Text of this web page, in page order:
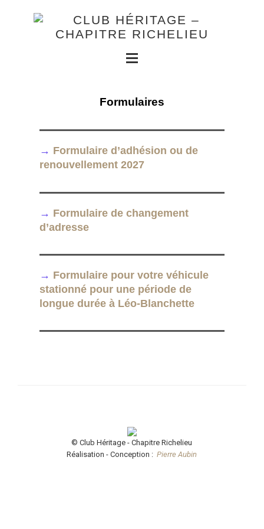
Formulaires
→ Formulaire d’adhésion ou de
renouvellement 2027
→ Formulaire de changement
d’adresse
→ Formulaire pour votre véhicule
stationné pour une période de
longue durée à Léo-Blanchette
© Club Héritage - Chapitre Richelieu
Réalisation - Conception :Pierre Aubin